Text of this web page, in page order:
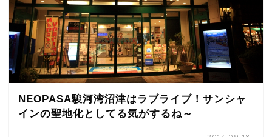
NEOPASA駿河湾沼津はラブライブ！サンシャ
インの聖地化としてる気がするね～